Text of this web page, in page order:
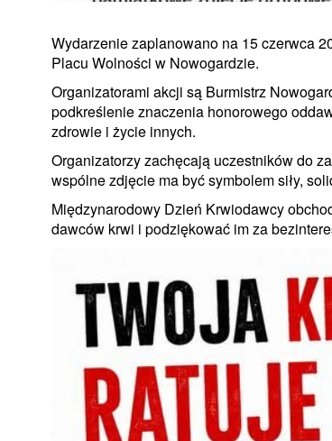
Wydarzenie zaplanowano na 15 czerwca
Placu Wolności w Nowogardzie.
Organizatorami akcji są Burmistrz
podkreślenie znaczenia honorowego
zdrowie i życie innych.
Organizatorzy zachęcają uczestników do
wspólne zdjęcie ma być symbolem siły,
Międzynarodowy Dzień Krwiodawcy
dawców krwi i podziękować im za